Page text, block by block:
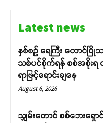
Latest news
နှစ်စဉ် ရေကြီး တောင်ပ
သစ်ပင်စိုက်ရန် စစ်အစိုးရ
ရာဖြင့်ရောင်းချနေ
August 6, 2026
သျှမ်းတောင် စစ်ဘေးရှေ